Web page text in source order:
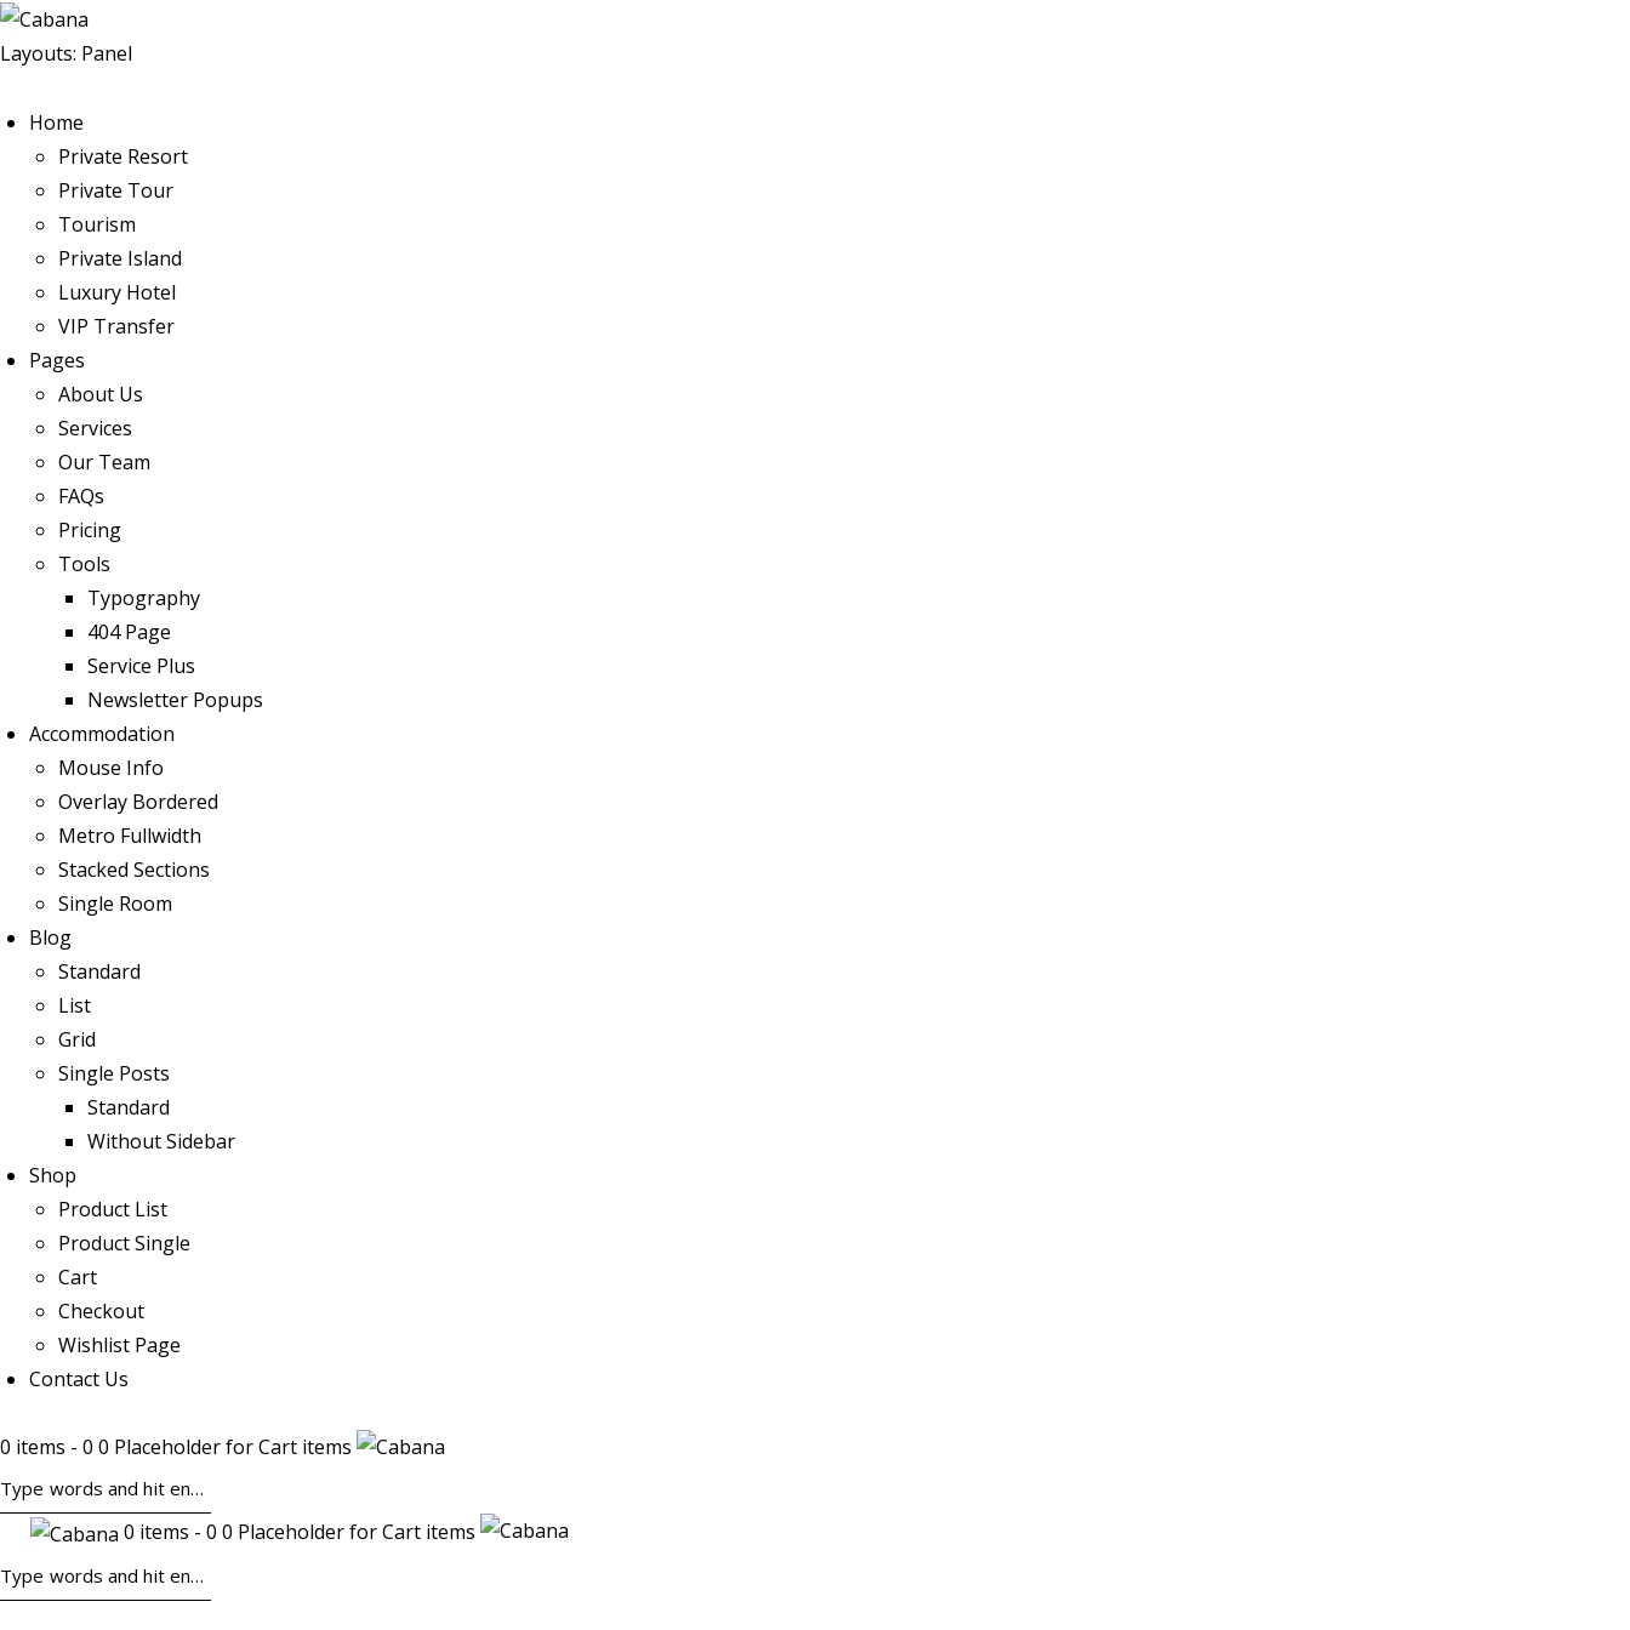
Layouts: Panel
Home
Private Resort
Private Tour
Tourism
Private Island
Luxury Hotel
VIP Transfer
Pages
About Us
Services
Our Team
FAQs
Pricing
Tools
Typography
404 Page
Service Plus
Newsletter Popups
Accommodation
Mouse Info
Overlay Bordered
Metro Fullwidth
Stacked Sections
Single Room
Blog
Standard
List
Grid
Single Posts
Standard
Without Sidebar
Shop
Product List
Product Single
Cart
Checkout
Wishlist Page
Contact Us
0 items - 0 0 Placeholder for Cart items
0 items - 0 0 Placeholder for Cart items